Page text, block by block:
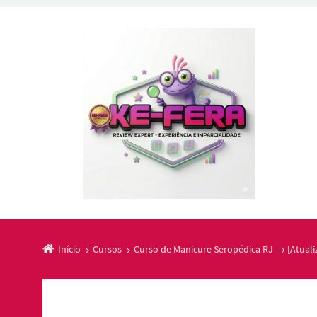
Início Cursos Curso de Manicure Seropédica RJ →